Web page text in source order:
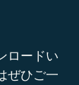
ロードい
ぜひご一